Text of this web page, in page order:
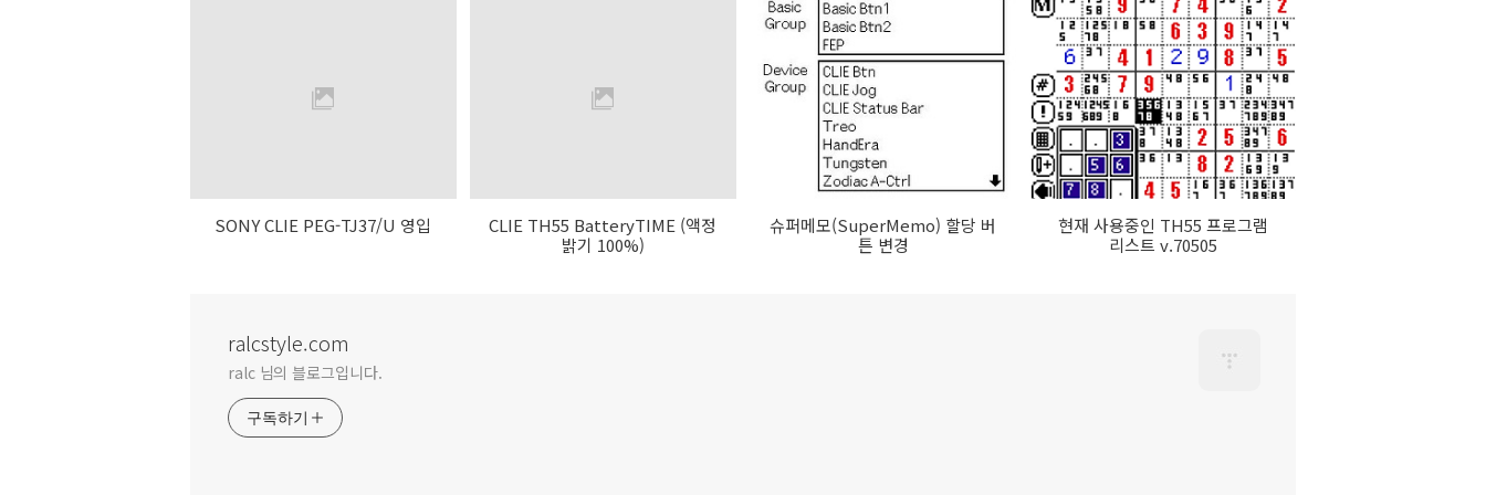
SONY CLIE PEG-TJ37/U 영입
CLIE TH55 BatteryTIME (액정
밝기 100%)
슈퍼메모(SuperMemo) 할당 버
튼 변경
현재 사용중인 TH55 프로그램
리스트 v.70505
ralcstyle.com
ralc 님의 블로그입니다.
구독하기